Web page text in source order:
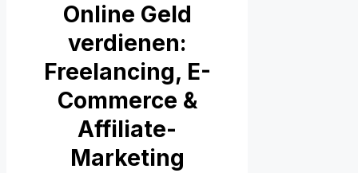
Online Geld
verdienen:
Freelancing, E-
Commerce &
Affiliate-
Marketing